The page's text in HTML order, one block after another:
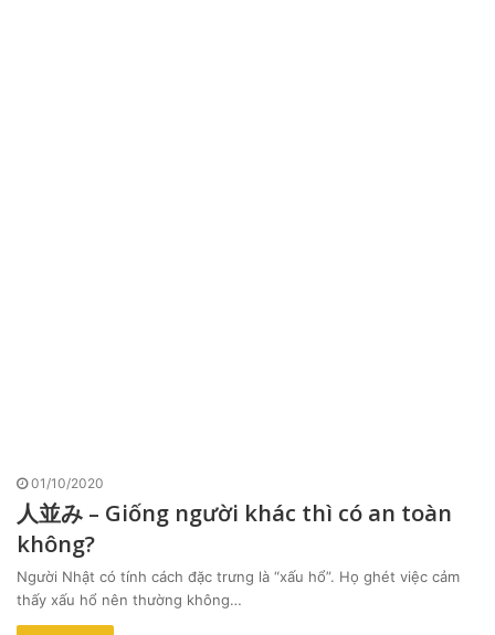
01/10/2020
人並み – Giống người khác thì có an toàn
không?
Người Nhật có tính cách đặc trưng là “xấu hổ”. Họ ghét việc cảm
thấy xấu hổ nên thường không…